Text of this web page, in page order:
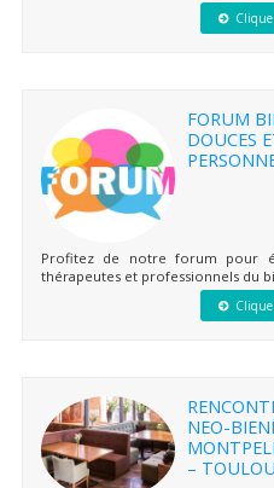
FORUM
DOUCES
Profitez de notre forum pour
thérapeutes et professionnels du
NEO-
–